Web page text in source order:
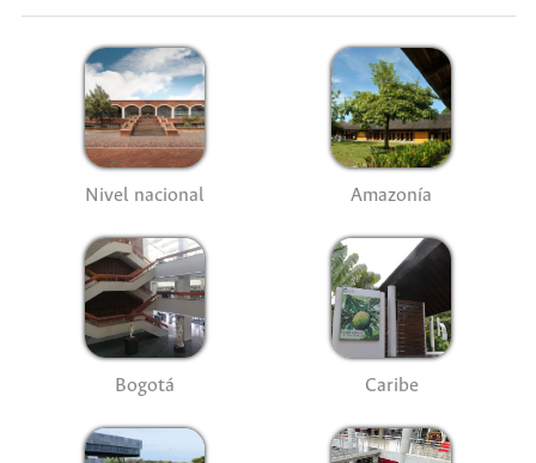
Nivel nacional Amazonía
Bogotá Caribe